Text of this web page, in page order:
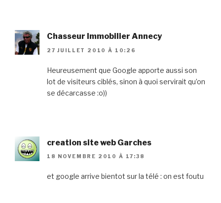
Chasseur Immobilier Annecy
27 JUILLET 2010 À 10:26
Heureusement que Google apporte aussi son
lot de visiteurs ciblés, sinon à quoi servirait qu’on
se décarcasse :o))
creation site web Garches
18 NOVEMBRE 2010 À 17:38
et google arrive bientot sur la télé : on est foutu